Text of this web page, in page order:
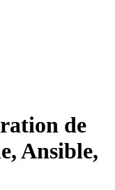
de
Ansible,